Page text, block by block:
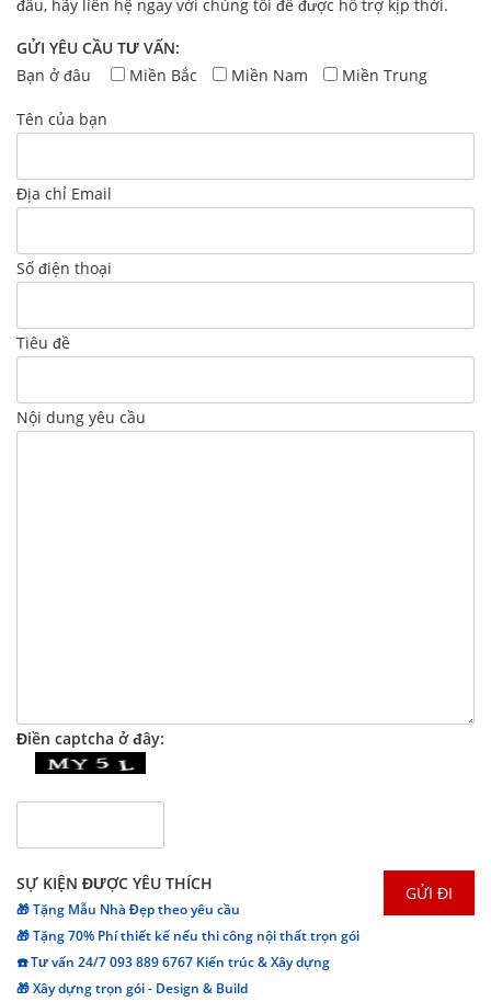
đâu, hãy liên hệ ngay với chúng tôi để được hỗ trợ kịp thời.
GỬI YÊU CẦU TƯ VẤN:
Bạn ở đâu
Miền Bắc Miền Nam Miền Trung
Tên của bạn
Địa chỉ Email
Số điện thoại
Tiêu đề
Nội dung yêu cầu
Điền captcha ở đây:
SỰ KIỆN ĐƯỢC YÊU THÍCH
🎁 Tặng Mẫu Nhà Đẹp theo yêu cầu
🎁 Tặng 70% Phí thiết kế nếu thi công nội thất trọn gói
☎️ Tư vấn 24/7 093 889 6767 Kiến trúc & Xây dựng
🎁 Xây dựng trọn gói - Design & Build